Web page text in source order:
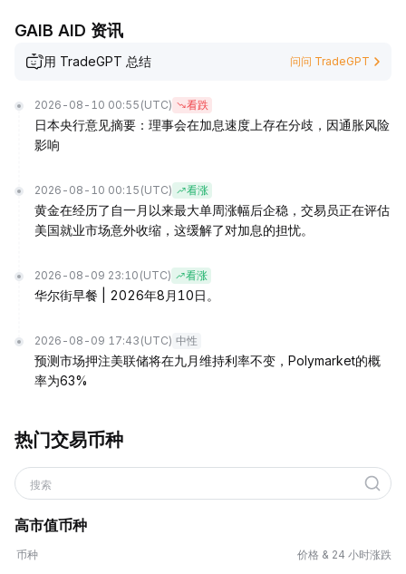
GAIB AID 资讯
用 TradeGPT 总结 问问 TradeGPT
2026-08-10 00:55 (UTC) 看跌
日本央行意见摘要：理事会在加息速度上存在分歧，因通胀风险
影响
2026-08-10 00:15 (UTC) 看涨
黄金在经历了自一月以来最大单周涨幅后企稳，交易员正在评估
美国就业市场意外收缩，这缓解了对加息的担忧。
2026-08-09 23:10 (UTC) 看涨
华尔街早餐 | 2026年8月10日。
2026-08-09 17:43 (UTC) 中性
预测市场押注美联储将在九月维持利率不变，Polymarket的概
率为63%
热门交易币种
搜索
高市值币种
币种 价格 & 24 小时涨跌